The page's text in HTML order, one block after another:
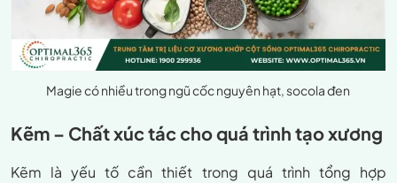
Magie có nhiều trong ngũ cốc nguyên hạt, socola đen
Kẽm – Chất xúc tác cho quá trình tạo xương
Kẽm là yếu tố cần thiết trong quá trình tổng hợp